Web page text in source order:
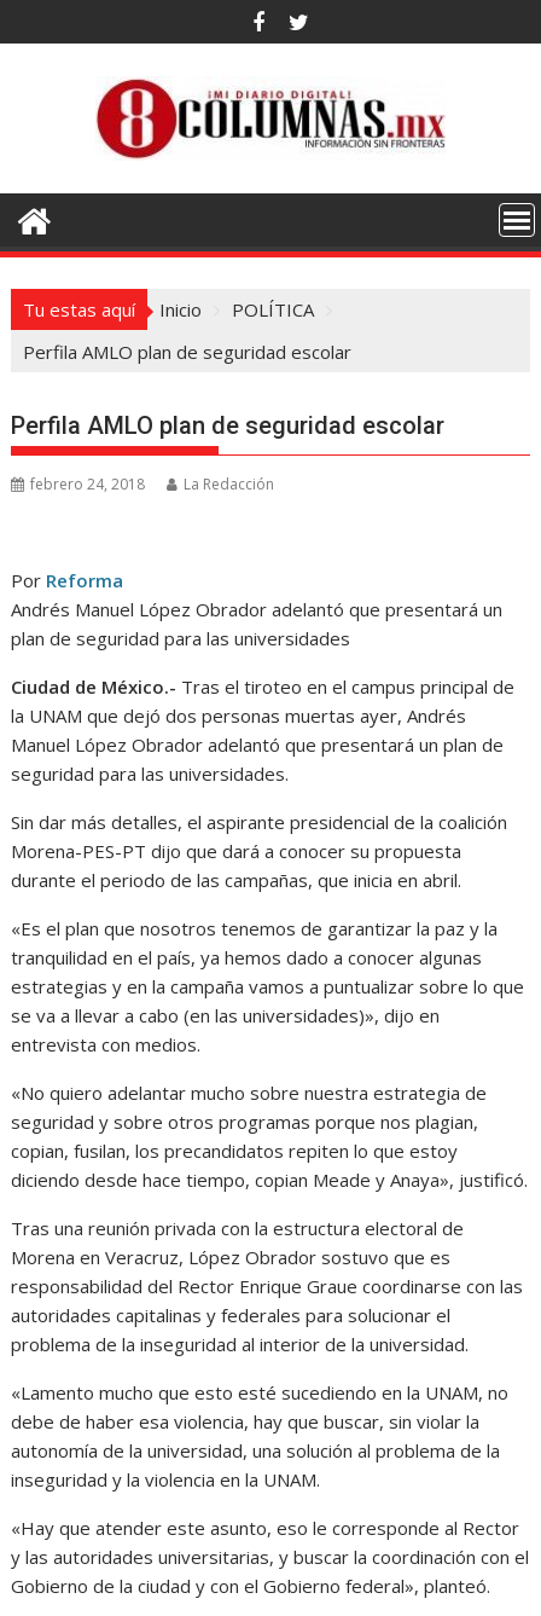
al
Tu estas aquí Inicio
POLÍTICA
Perfila AMLO plan de seguridad escolar
Perfila AMLO plan de seguridad escolar
febrero 24, 2018 La Redacción
Por Reforma
Andrés Manuel López Obrador adelantó que presentará un
plan de seguridad para las universidades
Ciudad de México.- Tras el tiroteo en el campus principal de
la UNAM que dejó dos personas muertas ayer, Andrés
Manuel López Obrador adelantó que presentará un plan de
seguridad para las universidades.
Sin dar más detalles, el aspirante presidencial de la coalición
Morena-PES-PT dijo que dará a conocer su propuesta
durante el periodo de las campañas, que inicia en abril.
«Es el plan que nosotros tenemos de garantizar la paz y la
tranquilidad en el país, ya hemos dado a conocer algunas
estrategias y en la campaña vamos a puntualizar sobre lo que
se va a llevar a cabo (en las universidades)», dijo en
entrevista con medios.
«No quiero adelantar mucho sobre nuestra estrategia de
seguridad y sobre otros programas porque nos plagian,
copian, fusilan, los precandidatos repiten lo que estoy
diciendo desde hace tiempo, copian Meade y Anaya», justificó.
Tras una reunión privada con la estructura electoral de
Morena en Veracruz, López Obrador sostuvo que es
responsabilidad del Rector Enrique Graue coordinarse con las
autoridades capitalinas y federales para solucionar el
problema de la inseguridad al interior de la universidad.
«Lamento mucho que esto esté sucediendo en la UNAM, no
debe de haber esa violencia, hay que buscar, sin violar la
autonomía de la universidad, una solución al problema de la
inseguridad y la violencia en la UNAM.
«Hay que atender este asunto, eso le corresponde al Rector
y las autoridades universitarias, y buscar la coordinación con el
Gobierno de la ciudad y con el Gobierno federal», planteó.